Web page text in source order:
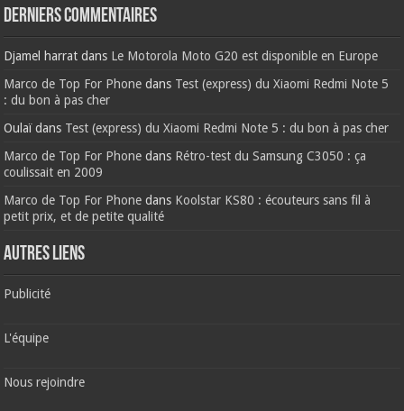
Derniers commentaires
Djamel harrat dans Le Motorola Moto G20 est disponible en Europe
Marco de Top For Phone dans Test (express) du Xiaomi Redmi Note 5
: du bon à pas cher
Oulaïdans Test (express) du Xiaomi Redmi Note 5 : du bon à pas cher
Marco de Top For Phone dans Rétro-test du Samsung C3050 : ça
coulissait en 2009
Marco de Top For Phone dans Koolstar KS80 : écouteurs sans fil à
petit prix, et de petite qualité
AUTRES LIENS
Publicité
L'équipe
Nous rejoindre